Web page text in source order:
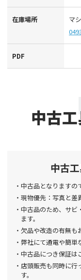
在庫場所
マ
PDF
中古
中古
中古品となりますの
現物優先：写真と差
中古品のため、サビ
ます。
欠品や改造の有無も
弊社にて通電や簡単
中古品につき保証は
店頭販売も同時に行
す。